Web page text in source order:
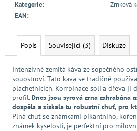
Kategorie:
Zrnková
EAN: —
Popis Související (3) Diskuze
Intenzivně zemitá káva ze sopečného
souostroví. Tato káva se tradičně
plachetnicích. Kombinace soli a dřeva jí
profil.Dnes jsou syrová zrna zahrabána
dospěla a získala tu robustní chuť, pro
Plná chuť se známkami pikantního,
známek kyselosti, je perfektní pro